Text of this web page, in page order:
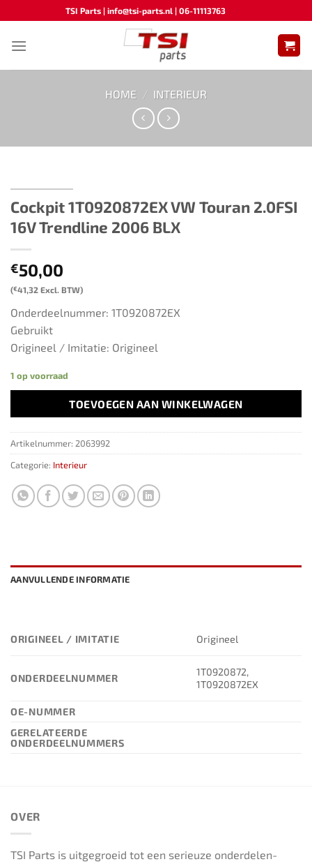
naar
inhoud
TSI Parts | info@tsi-parts.nl | 06-11113763
HOME / INTERIEUR
Cockpit 1T0920872EX VW Touran 2.0FSI
16V Trendline 2006 BLX
€50,00
(€41,32 Excl. BTW)
Onderdeelnummer: 1T0920872EX
Gebruikt
Origineel / Imitatie: Origineel
1 op voorraad
TOEVOEGEN AAN WINKELWAGEN
Artikelnummer: 2063992
Categorie: Interieur
AANVULLENDE INFORMATIE
ORIGINEEL / IMITATIE Origineel
ONDERDEELNUMMER
1T0920872,
1T0920872EX
OE-NUMMER
GERELATEERDE
ONDERDEELNUMMERS
OVER
TSI Parts is uitgegroeid tot een serieuze onderdelen-